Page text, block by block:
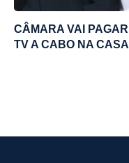
CÂMARA VAI
TV A CABO NA